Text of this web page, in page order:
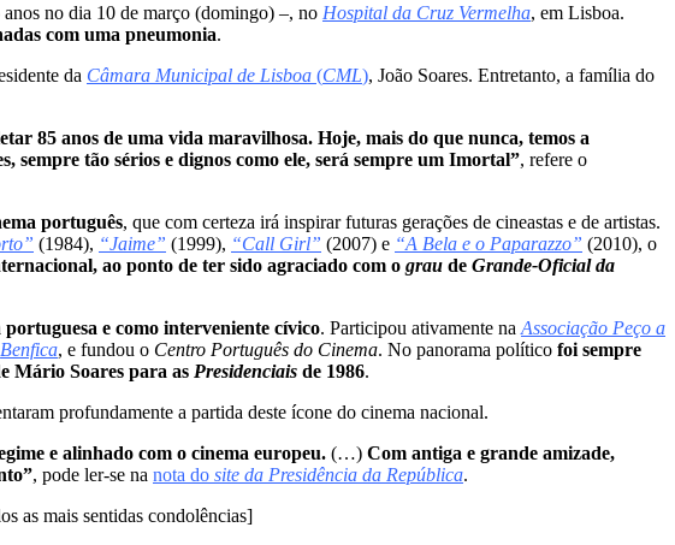
no dia 10 de março (domingo) –, no Hospital da Cruz Vermelha, em Lisboa.
com uma pneumonia.
da Câmara Municipal de Lisboa (CML), João Soares. Entretanto, a família do
85 anos de uma vida maravilhosa. Hoje, mais do que nunca, temos a
sempre tão sérios e dignos como ele, será sempre um Imortal”, refere o
português, que com certeza irá inspirar futuras gerações de cineastas e de artistas.
(1984), “Jaime” (1999), “Call Girl” (2007) e “A Bela e o Paparazzo” (2010), o
ao ponto de ter sido agraciado com o grau de Grande-Oficial da
e como interveniente cívico. Participou ativamente na Associação Peço a
Benfica, e fundou o Centro Português do Cinema. No panorama político foi sempre
Mário Soares para as Presidenciais de 1986.
profundamente a partida deste ícone do cinema nacional.
e alinhado com o cinema europeu. (…) Com antiga e grande amizade,
, pode ler-se na nota do site da Presidência da República.
as mais sentidas condolências]